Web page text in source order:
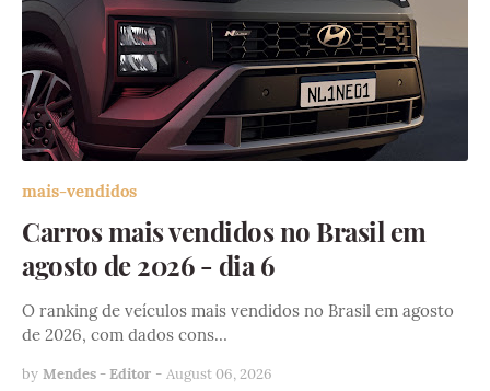
mais-vendidos
Carros mais vendidos no Brasil em
agosto de 2026 - dia 6
O ranking de veículos mais vendidos no Brasil em agosto
de 2026, com dados cons…
by Mendes - Editor - August 06, 2026